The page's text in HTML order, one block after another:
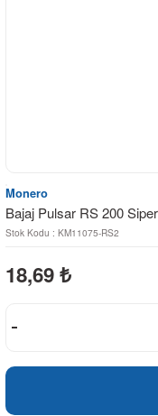
Monero
Bajaj Pulsar RS 200
Stok Kodu : KM11075-RS2
18,69 ₺